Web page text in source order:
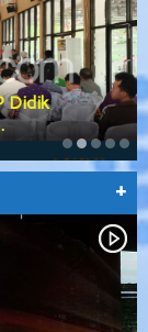
Didik
+